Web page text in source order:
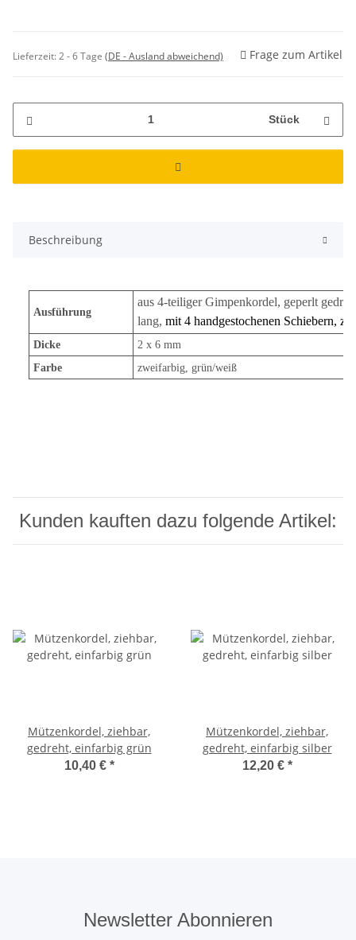
Lieferzeit:2 - 6 Tage (DE - Ausland abweichend) Frage zum Artikel
Stück
Beschreibung
Ausführung
aus 4-teiliger Gimpenkordel, geperlt
lang, mit 4 handgestochenen Schiebern,
Dicke
2 x 6 mm
Farbe
zweifarbig, grün/weiß
Kunden kauften dazu folgende Artikel:
Mützenkordel, ziehbar,
gedreht, einfarbig grün
10,40 € *
Mützenkordel, ziehbar,
gedreht, einfarbig silber
12,20 € *
Newsletter Abonnieren